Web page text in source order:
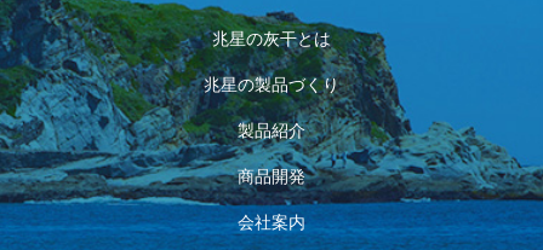
兆星の灰干とは
兆星の製品づくり
製品紹介
商品開発
会社案内